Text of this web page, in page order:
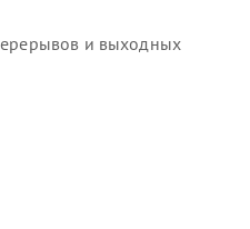
и выходных